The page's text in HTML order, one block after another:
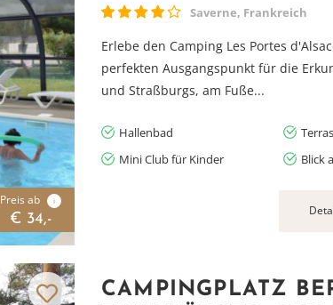
Preis ab i
€ 34,-
Saverne, Frankreich
Erlebe den Camping Les Portes
perfekten Ausgangspunkt für die
und Straßburgs, am Fuße...
Hallenbad
Mini Club für Kinder
Blick
CAMPINGPLATZ